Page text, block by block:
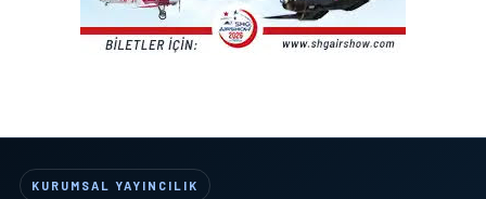
KURUMSAL YAYINCILIK